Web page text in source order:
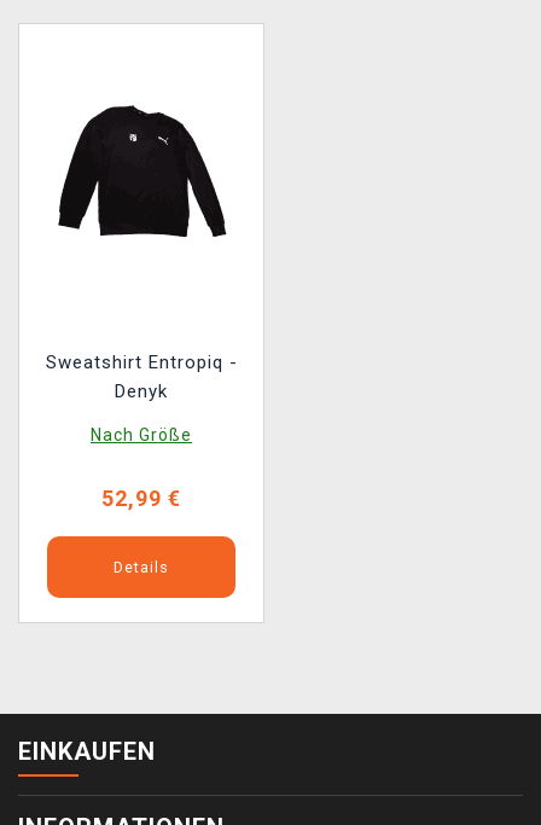
Sweatshirt Entropiq -
Denyk
Nach Größe
52,99 €
Details
EINKAUFEN